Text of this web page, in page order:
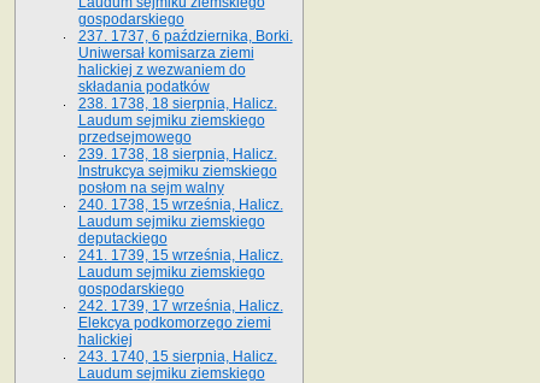
gospodarskiego
237. 1737, 6 października, Borki.
Uniwersał komisarza ziemi
halickiej z wezwaniem do
składania podatków
238. 1738, 18 sierpnia, Halicz.
Laudum sejmiku ziemskiego
przedsejmowego
239. 1738, 18 sierpnia, Halicz.
Instrukcya sejmiku ziemskiego
posłom na sejm walny
240. 1738, 15 września, Halicz.
Laudum sejmiku ziemskiego
deputackiego
241. 1739, 15 września, Halicz.
Laudum sejmiku ziemskiego
gospodarskiego
242. 1739, 17 września, Halicz.
Elekcya podkomorzego ziemi
halickiej
243. 1740, 15 sierpnia, Halicz.
Laudum sejmiku ziemskiego